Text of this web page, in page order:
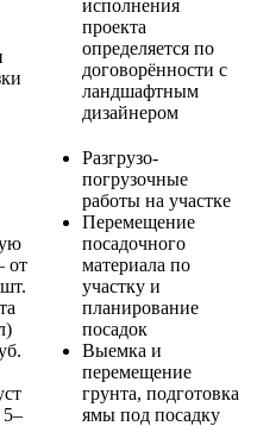
исполнения
проекта
определяется по
договорённости с
ландшафтным
дизайнером
от
5–
Разгрузо-
погрузочные
работы на участке
Перемещение
посадочного
материала по
участку и
планирование
посадок
Выемка и
перемещение
грунта, подготовка
ямы под посадку